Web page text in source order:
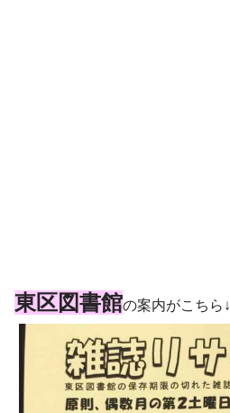
東区図書館の案内がこちら↓